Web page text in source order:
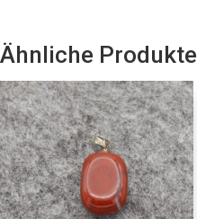
Ähnliche Produkte